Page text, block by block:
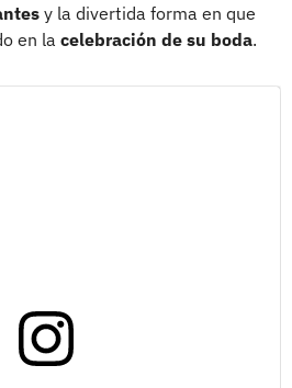
y la divertida forma en que
en la celebración de su boda.